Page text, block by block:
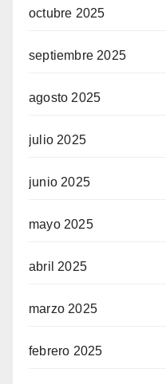
octubre 2025
septiembre 2025
agosto 2025
julio 2025
junio 2025
mayo 2025
abril 2025
marzo 2025
febrero 2025